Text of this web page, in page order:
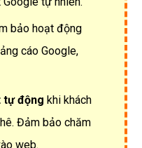
bảo hoạt động
cáo Google,
tự động khi khách
Đảm bảo chăm
web.